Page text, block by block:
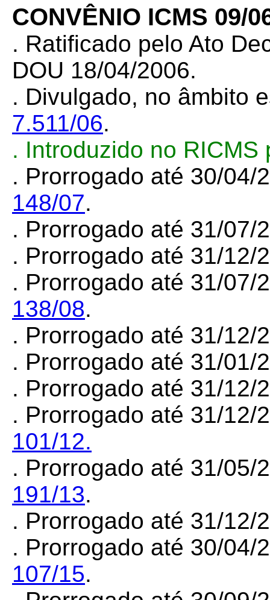
CONVÊNIO ICMS 09/
. Ratificado pelo Ato
DOU 18/04/2006.
. Divulgado, no âmbito
7.511/06.
. Introduzido no
. Prorrogado até 30/04/
148/07.
. Prorrogado até 31/
. Prorrogado até 31/
. Prorrogado até 31/07/
138/08.
. Prorrogado até 31/
. Prorrogado até 31/
. Prorrogado até 31/
. Prorrogado até 31/12/
101/12.
. Prorrogado até 31/05/
191/13.
. Prorrogado até 31/
. Prorrogado até 30/04/
107/15.